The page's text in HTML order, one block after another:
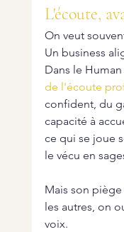
L'écoute,
On veut
Un business
Dans le
de l'écoute
confident, du
capacité à
ce qui se joue
le vécu en
Mais son
les autres, on
voix.